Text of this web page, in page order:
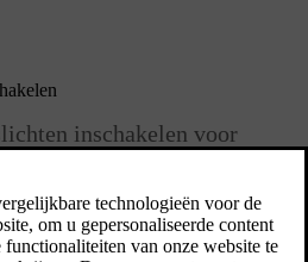
inschakelen voor
branden, zodat je beter zicht hebt